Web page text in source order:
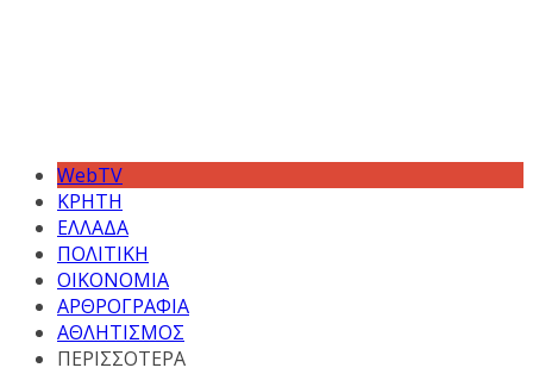
WebTV
ΚΡΗΤΗ
ΕΛΛΑΔΑ
ΠΟΛΙΤΙΚΗ
ΟΙΚΟΝΟΜΙΑ
ΑΡΘΡΟΓΡΑΦΙΑ
ΑΘΛΗΤΙΣΜΟΣ
ΠΕΡΙΣΣΟΤΕΡΑ